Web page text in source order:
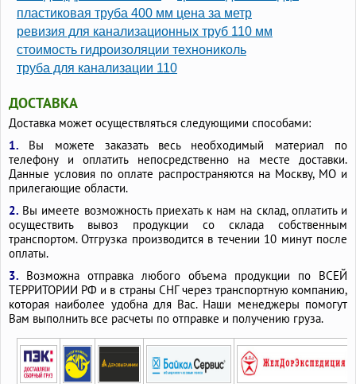
Гофрированные трубы для канализации 50 мм
Гофрированные трубы для канализации 110 двустенные
пластиковая труба 400 мм цена за метр
ревизия для канализационных труб 110 мм
стоимость гидроизоляции технониколь
труба для канализации 110
ДОСТАВКА
Доставка может осуществляться следующими способами:
1. Вы можете заказать весь необходимый материал по
телефону и оплатить непосредственно на месте доставки.
Данные условия по оплате распространяются на Москву, МО и
прилегающие области.
2. Вы имеете возможность приехать к нам на склад, оплатить и
осуществить вывоз продукции со склада собственным
транспортом. Отгрузка производится в течении 10 минут после
оплаты.
3. Возможна отправка любого объема продукции по ВСЕЙ
ТЕРРИТОРИИ РФ и в страны СНГ через транспортную компанию,
которая наиболее удобна для Вас. Наши менеджеры помогут
Вам выполнить все расчеты по отправке и получению груза.